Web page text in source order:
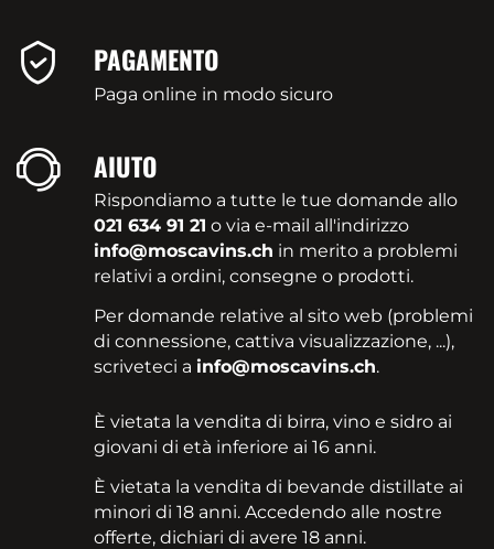
PAGAMENTO
Paga online in modo sicuro
AIUTO
Rispondiamo a tutte le tue domande allo
021 634 91 21 o via e-mail all'indirizzo
info@moscavins.ch in merito a problemi
relativi a ordini, consegne o prodotti.
Per domande relative al sito web (problemi
di connessione, cattiva visualizzazione, ...),
scriveteci a info@moscavins.ch.
È vietata la vendita di birra, vino e sidro ai
giovani di età inferiore ai 16 anni.
È vietata la vendita di bevande distillate ai
minori di 18 anni. Accedendo alle nostre
offerte, dichiari di avere 18 anni.